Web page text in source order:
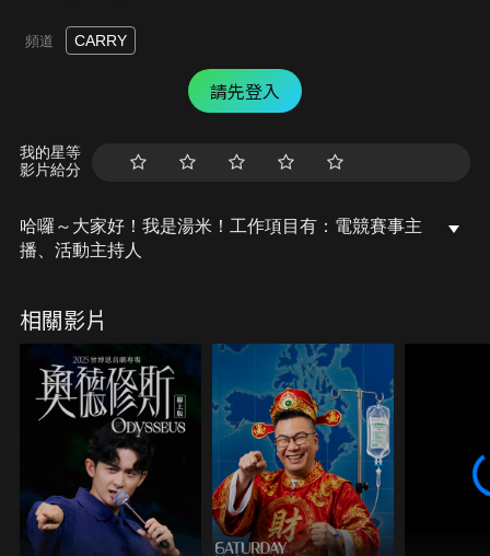
頻道 CARRY
請先登入
我的星等
影片給分
哈囉～大家好！我是湯米！工作項目有：電競賽事主
播、活動主持人
相關影片